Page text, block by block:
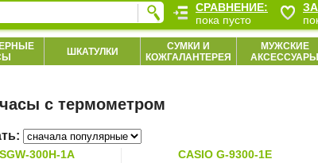
ШКАТУЛКИ
СУМКИ И
КОЖГАЛАНТЕРЕЯ
МУЖСКИЕ
АКСЕССУАРЫ
с термометром
300H-1A CASIO G-9300-1E
СРАВНЕНИЕ:
пока пусто